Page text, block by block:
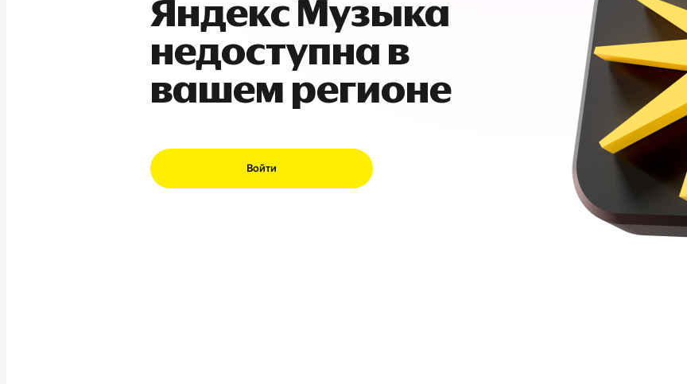
Яндекс Музыка
недоступна в
вашем регионе
Войти